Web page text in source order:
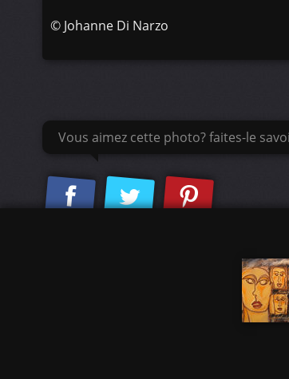
© Johanne Di Narzo
Vous aimez cette photo? faites-le